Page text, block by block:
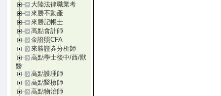
大陸法律職業考
來勝不動產
來勝記帳士
高點會計師
金證照CFA
來勝證券分析師
高點學士後中/西/獸
醫
高點護理師
高點醫檢師
高點物治師